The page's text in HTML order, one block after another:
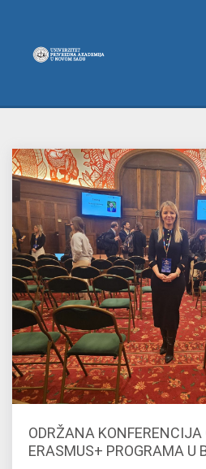
ODRŽANA KONFERENCIJA
ERASMUS+ PROGRAMA U